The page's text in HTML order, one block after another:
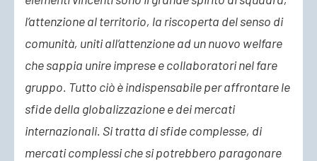
l’attenzione al territorio, la riscoperta del senso di
comunità, uniti all’attenzione ad un nuovo welfare
che sappia unire imprese e collaboratori nel fare
gruppo. Tutto ciò è indispensabile per affrontare le
sfide della globalizzazione e dei mercati
internazionali. Si tratta di sfide complesse, di
mercati complessi che si potrebbero paragonare